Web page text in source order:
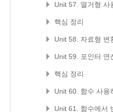
Unit 57. 열거형 사
핵심 정리
Unit 58. 자료형 변
Unit 59. 포인터 연
핵심 정리
Unit 60. 함수 사용
Unit 61. 함수에서